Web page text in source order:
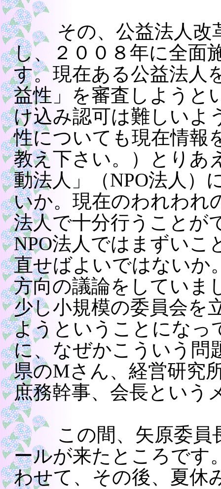
その、公益法人改革
し、２００８年に全面
す。現在ある公益法人
益性」を審査しようと
け込み認可は難しいよ
性についても現在情報
教え下さい。）とりあ
動法人」（NPO法人）
いか。現在のわれわれ
法人で十分行うことが
NPO法人ではまずいこ
直せばよいではないか
方向の議論をしていま
少し小規模の委員会を
ようということになっ
に、なぜかこういう問
県のMさん、経営研究
庶務幹事、会長という
この間、矢原委員長
ールが来たところです
わせて、その後、夏休